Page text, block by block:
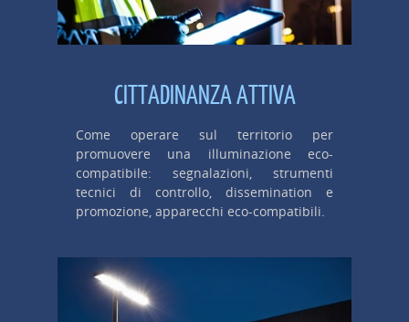
CITTADINANZA ATTIVA
Come operare sul territorio per
promuovere una illuminazione eco-
compatibile: segnalazioni, strumenti
tecnici di controllo, dissemination e
promozione, apparecchi eco-compatibili.